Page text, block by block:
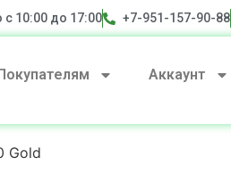
10:00 до 17:00 +7-951-157-90-88
Аккаунт
Gold